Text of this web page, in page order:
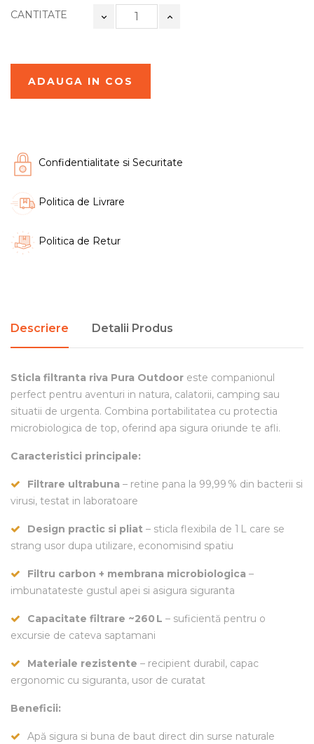
CANTITATE
ADAUGA IN COS
Confidentialitate si Securitate
Politica de Livrare
Politica de Retur
Descriere Detalii Produs
Sticla filtranta riva Pura Outdoor este companionul
perfect pentru aventuri in natura, calatorii, camping sau
situatii de urgenta. Combina portabilitatea cu protectia
microbiologica de top, oferind apa sigura oriunde te afli.
Caracteristici principale:
Filtrare ultrabuna – retine pana la 99,99 % din bacterii si
virusi, testat in laboratoare
Design practic si pliat – sticla flexibila de 1 L care se
strang usor dupa utilizare, economisind spatiu
Filtru carbon + membrana microbiologica –
imbunatateste gustul apei si asigura siguranta
Capacitate filtrare ~260 L – suficientă pentru o
excursie de cateva saptamani
Materiale rezistente – recipient durabil, capac
ergonomic cu siguranta, usor de curatat
Beneficii:
Apă sigura si buna de baut direct din surse naturale